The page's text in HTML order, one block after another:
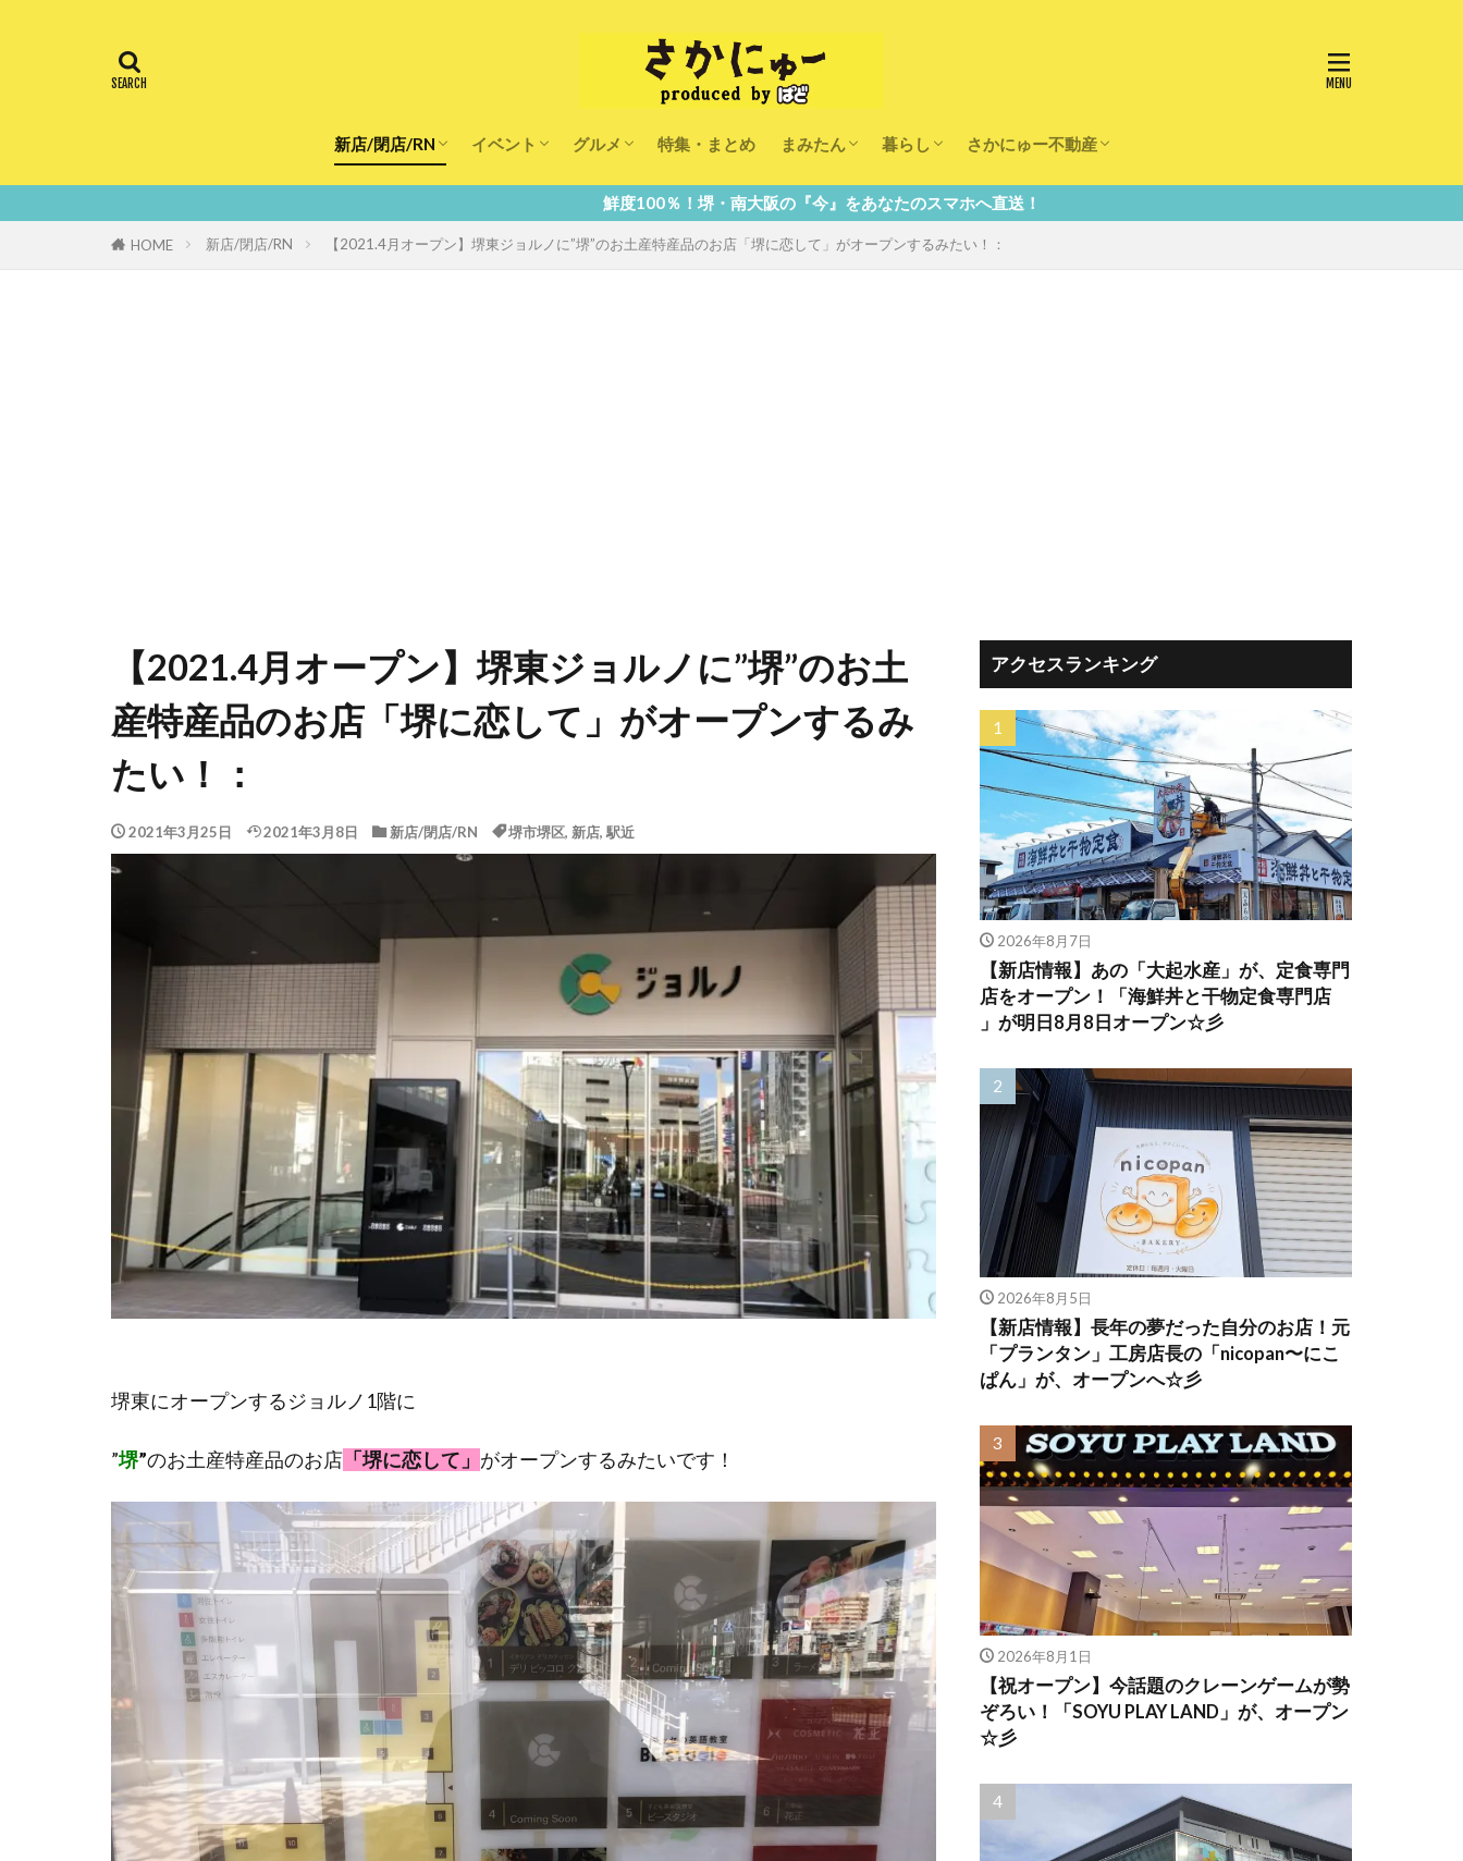
新店/閉店/RN イベント グルメ
ランチ
カフェ
特集・まとめ まみたん
まみたんイベント・おでかけ
習い事・キャンペーン
幼稚園・こども園・保育園
暮らし
医療
美容・健康
大人の習い事
キッズ
子供の教育
子供の習い事
おしごと
さかにゅー不動産
住宅
リフォーム
鮮度100％！堺・南大阪の『今』をあなたのスマホへ直送！
HOME 新店/閉店/RN 【2021.4月オープン】堺東ジョルノに”堺”のお土産特産品のお店「堺に恋して」がオープンするみたい！：
【2021.4月オープン】堺東ジョルノに”堺”のお土
産特産品のお店「堺に恋して」がオープンするみ
たい！：
2021年3月25日 2021年3月8日 新店/閉店/RN 堺市堺区, 新店, 駅近
堺東にオープンするジョルノ1階に
”堺”のお土産特産品のお店 「堺に恋して」 がオープンするみたいです！
アクセスランキング
2026年8月7日
【新店情報】あの「大起水産」が、定食専門
店をオープン！「海鮮丼と干物定食専門店
」が明日8月8日オープン☆彡
2026年8月5日
【新店情報】長年の夢だった自分のお店！元
「プランタン」工房店長の「nicopan〜にこ
ぱん」が、オープンへ☆彡
2026年8月1日
【祝オープン】今話題のクレーンゲームが勢
ぞろい！「SOYU PLAY LAND」が、オープン
☆彡